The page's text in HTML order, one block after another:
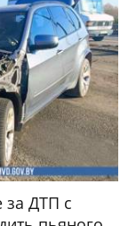
за ДТП с